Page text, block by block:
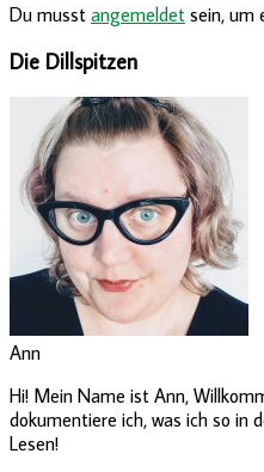
Du musst angemeldet sein, um
Die Dillspitzen
Ann
Hi! Mein Name ist Ann,
dokumentiere ich, was ich so in
Lesen!